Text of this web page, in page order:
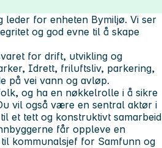
leder for enheten Bymiljø. Vi ser
og god evne til å skape
for drift, utvikling og
Idrett, friluftsliv, parkering,
på vei vann og avløp.
og ha en nøkkelrolle i å sikre
vil også være en sentral aktør i
et tett og konstruktivt samarbeid
får oppleve en
kommunalsjef for Samfunn og